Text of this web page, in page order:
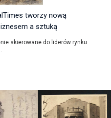
tworzy nową
a sztuką
skierowane do liderów rynku